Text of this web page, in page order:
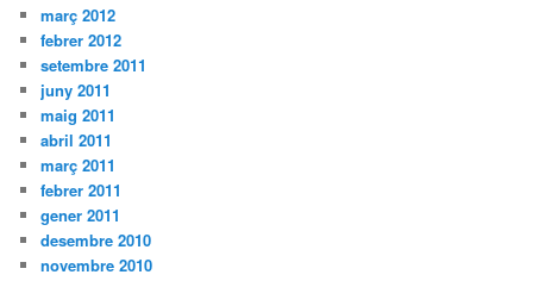
març 2012
febrer 2012
setembre 2011
juny 2011
maig 2011
abril 2011
març 2011
febrer 2011
gener 2011
desembre 2010
novembre 2010